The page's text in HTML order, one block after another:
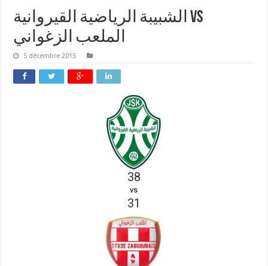
الشبيبة الرياضية القيروانية vs
الملعب الزغواني
5 décembre 2015
38
vs
31